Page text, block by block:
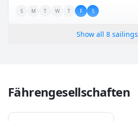
S M T W T F S
Show all 8 sailings
Fährengesellschaften